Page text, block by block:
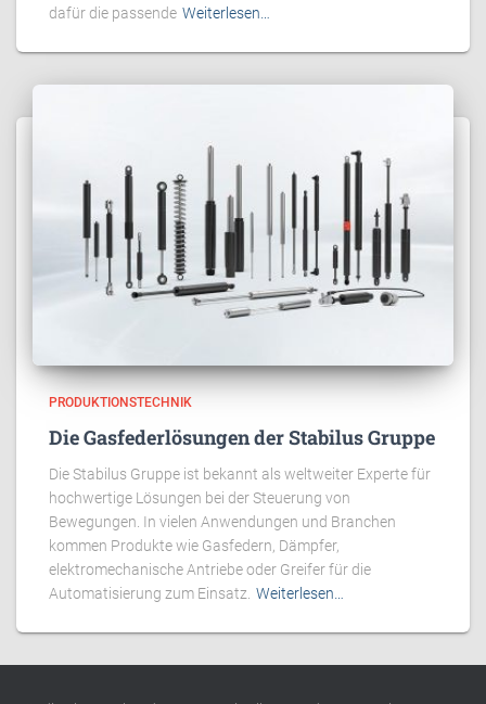
dafür die passende Weiterlesen…
PRODUKTIONSTECHNIK
Die Gasfederlösungen der Stabilus Gruppe
Die Stabilus Gruppe ist bekannt als weltweiter Experte für
hochwertige Lösungen bei der Steuerung von
Bewegungen. In vielen Anwendungen und Branchen
kommen Produkte wie Gasfedern, Dämpfer,
elektromechanische Antriebe oder Greifer für die
Automatisierung zum Einsatz. Weiterlesen…